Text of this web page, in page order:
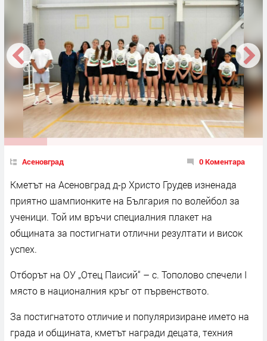
Асеновград 0 Коментара
Кметът на Асеновград д-р Христо Грудев изненада
приятно шампионките на България по волейбол за
ученици. Той им връчи специалния плакет на
общината за постигнати отлични резултати и висок
успех.
Отборът на ОУ „Отец Паисий“ – с. Тополово спечели I
място в националния кръг от първенството.
За постигнатото отличие и популяризиране името на
града и общината, кметът награди децата, техния